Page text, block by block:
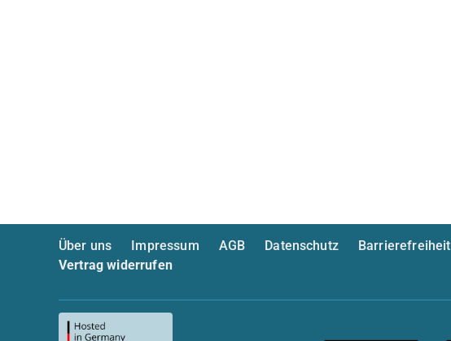
Über uns Impressum AGB Datenschutz Barrierefreiheit
Vertrag widerrufen